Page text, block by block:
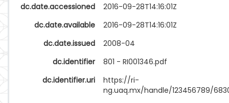
dc.date.accessioned
2016-09-28T14:16:01Z
dc.date.available
2016-09-28T14:16:01Z
dc.date.issued
2008-04
dc.identifier
801 - RI001346.pdf
dc.identifier.uri
https://ri-
ng.uaq.mx/handle/123456789/